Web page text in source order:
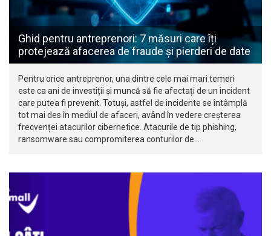
Ghid pentru antreprenori: 7 măsuri care îți
protejează afacerea de fraude și pierderi de date
Pentru orice antreprenor, una dintre cele mai mari temeri
este ca ani de investiții și muncă să fie afectați de un incident
care putea fi prevenit. Totuși, astfel de incidente se întâmplă
tot mai des în mediul de afaceri, având în vedere creșterea
frecvenței atacurilor cibernetice. Atacurile de tip phishing,
ransomware sau compromiterea conturilor de…